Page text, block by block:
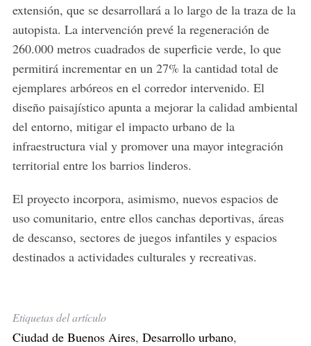
extensión, que se desarrollará a lo largo de la traza de la
autopista. La intervención prevé la regeneración de
260.000 metros cuadrados de superficie verde, lo que
permitirá incrementar en un 27% la cantidad total de
ejemplares arbóreos en el corredor intervenido. El
diseño paisajístico apunta a mejorar la calidad ambiental
del entorno, mitigar el impacto urbano de la
infraestructura vial y promover una mayor integración
territorial entre los barrios linderos.
El proyecto incorpora, asimismo, nuevos espacios de
uso comunitario, entre ellos canchas deportivas, áreas
de descanso, sectores de juegos infantiles y espacios
destinados a actividades culturales y recreativas.
Etiquetas del artículo
Ciudad de Buenos Aires, Desarrollo urbano,